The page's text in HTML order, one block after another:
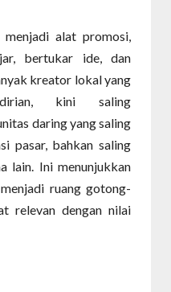
alat promosi,
bertukar ide, dan
kreator lokal yang
kini saling
daring yang saling
pasar, bahkan saling
lain. Ini menunjukkan
ruang gotong-
relevan dengan nilai